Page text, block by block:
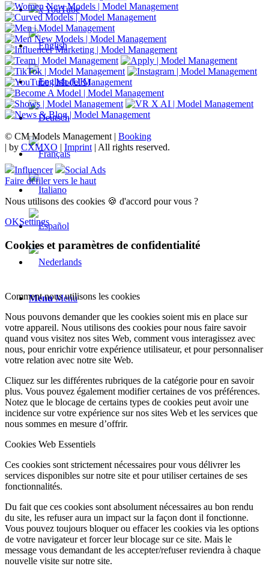
x YouTube
Menu Menu
© CM Models Management | Booking
| by CXMXO | Imprint | All rights reserved.
Influencer
Social Ads
Faire défiler vers le haut
Nous utilisons des cookies 🍪 d'accord pour vous ?
OKSettings
Cookies et paramètres de confidentialité
Comment nous utilisons les cookies
Nous pouvons demander que les cookies soient mis en place sur
votre appareil. Nous utilisons des cookies pour nous faire savoir
quand vous visitez nos sites Web, comment vous interagissez avec
nous, pour enrichir votre expérience utilisateur, et pour personnaliser
votre relation avec notre site Web.
Cliquez sur les différentes rubriques de la catégorie pour en savoir
plus. Vous pouvez également modifier certaines de vos préférences.
Notez que le blocage de certains types de cookies peut avoir une
incidence sur votre expérience sur nos sites Web et les services que
nous sommes en mesure d’offrir.
Cookies Web Essentiels
Ces cookies sont strictement nécessaires pour vous délivrer les
services disponibles sur notre site et pour utiliser certaines de ses
fonctionnalités.
Du fait que ces cookies sont absolument nécessaires au bon rendu
du site, les refuser aura un impact sur la façon dont il fonctionne.
Vous pouvez toujours bloquer ou effacer les cookies via les options
de votre navigateur et forcer leur blocage sur ce site. Mais le
message vous demandant de les accepter/refuser reviendra à chaque
nouvelle visite sur notre site.